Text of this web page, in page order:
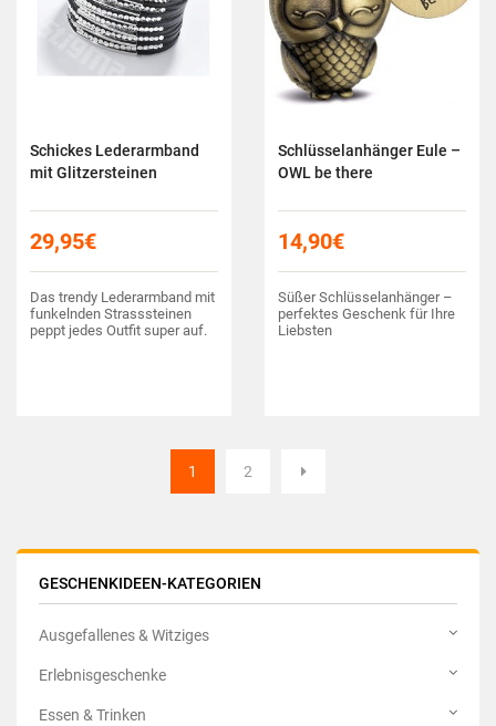
GESCHENKIDEEN-KATEGORIEN
Ausgefallenes & Witziges
Erlebnisgeschenke
Essen & Trinken
Schickes Lederarmband
mit Glitzersteinen
29,95€
Das trendy Lederarmband mit
funkelnden Strasssteinen
peppt jedes Outfit super auf.
Schlüsselanhänger Eule –
OWL be there
14,90€
Süßer Schlüsselanhänger –
perfektes Geschenk für Ihre
Liebsten
1 2